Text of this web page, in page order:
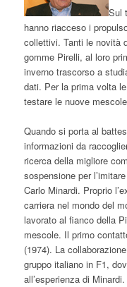
Sul
hanno riacceso i
collettivi. Tanti le novità
gomme Pirelli, al loro
inverno trascorso a
dati. Per la prima volta
testare le nuove
Quando si porta al
informazioni da
ricerca della migliore
sospensione per
Carlo Minardi. Proprio
carriera nel mondo del
lavorato al fianco della
mescole. Il primo
(1974). La
gruppo italiano in F1,
all’esperienza di Minardi.